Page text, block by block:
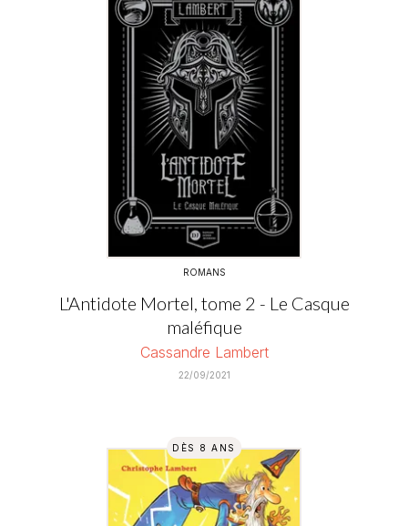
ROMANS
L'Antidote Mortel, tome 2 - Le Casque
maléfique
Cassandre Lambert
22/09/2021
DÈS 8 ANS